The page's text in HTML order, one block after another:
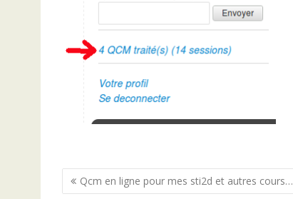
Navigation
Qcm en ligne pour mes sti2d et autres cours…